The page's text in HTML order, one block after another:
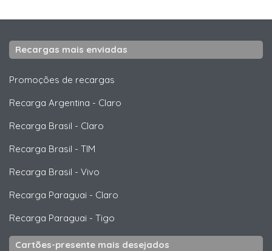
Recargas mais enviadas
Promoções de recargas
Recarga Argentina - Claro
Recarga Brasil - Claro
Recarga Brasil - TIM
Recarga Brasil - Vivo
Recarga Paraguai - Claro
Recarga Paraguai - Tigo
Cartões-presente mais desejados